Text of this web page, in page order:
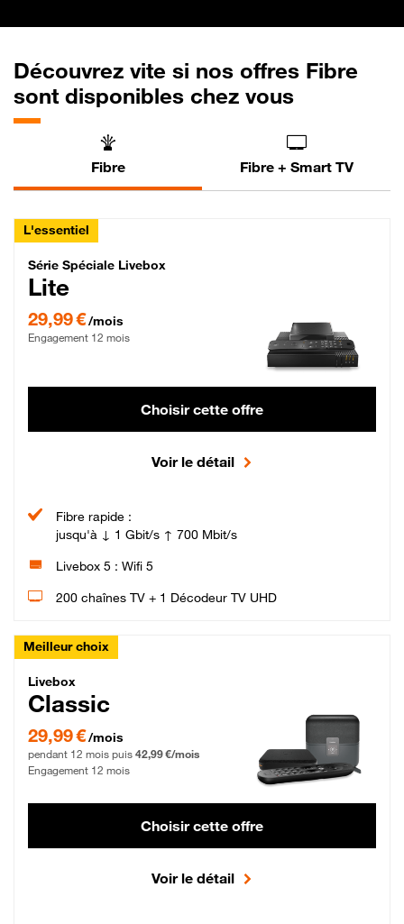
Découvrez vite si nos offres Fibre
sont disponibles chez vous
Fibre Fibre + Smart TV
L'essentiel
Série Spéciale Livebox Lite Fibre
Série Spéciale Livebox
Lite
29,99 €/mois
Engagement 12 mois
Choisir cette offre
Voir le détail
Fibre rapide :
jusqu'à ↓ 1 Gbit/s ↑ 700 Mbit/s
Livebox 5 : Wifi 5
200 chaînes TV + 1 Décodeur TV UHD
Meilleur choix
Livebox Classic Fibre
Livebox
Classic
29,99 € par mois pendant 12 mois puis 42,99 € par mois, Engagement 12 mois
29,99 €/mois
pendant 12 mois puis 42,99 €/mois
Engagement 12 mois
Choisir cette offre
Voir le détail